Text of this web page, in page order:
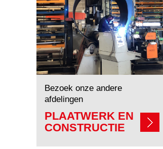
Bezoek onze andere
afdelingen
PLAATWERK EN
CONSTRUCTIE